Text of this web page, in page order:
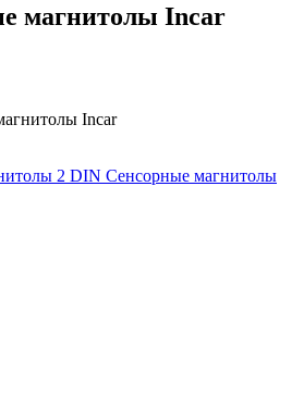
магнитолы Incar
Incar
2 DIN Сенсорные магнитолы